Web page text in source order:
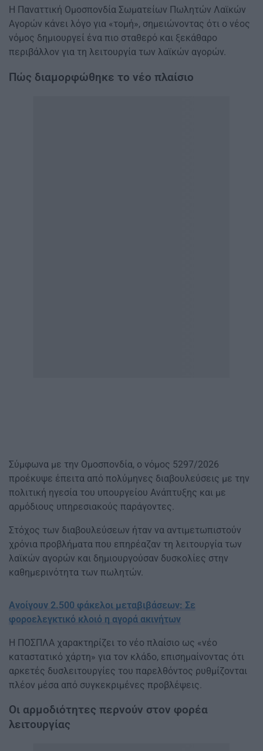
Η Παναττική Ομοσπονδία Σωματείων Πωλητών Λαϊκών
Αγορών κάνει λόγο για «τομή», σημειώνοντας ότι ο νέος
νόμος δημιουργεί ένα πιο σταθερό και ξεκάθαρο
περιβάλλον για τη λειτουργία των λαϊκών αγορών.
Πώς διαμορφώθηκε το νέο πλαίσιο
Σύμφωνα με την Ομοσπονδία, ο νόμος 5297/2026
προέκυψε έπειτα από πολύμηνες διαβουλεύσεις με την
πολιτική ηγεσία του υπουργείου Ανάπτυξης και με
αρμόδιους υπηρεσιακούς παράγοντες.
Στόχος των διαβουλεύσεων ήταν να αντιμετωπιστούν
χρόνια προβλήματα που επηρέαζαν τη λειτουργία των
λαϊκών αγορών και δημιουργούσαν δυσκολίες στην
καθημερινότητα των πωλητών.
Ανοίγουν 2.500 φάκελοι μεταβιβάσεων: Σε
φοροελεγκτικό κλοιό η αγορά ακινήτων
Η ΠΟΣΠΛΑ χαρακτηρίζει το νέο πλαίσιο ως «νέο
καταστατικό χάρτη» για τον κλάδο, επισημαίνοντας ότι
αρκετές δυσλειτουργίες του παρελθόντος ρυθμίζονται
πλέον μέσα από συγκεκριμένες προβλέψεις.
Οι αρμοδιότητες περνούν στον φορέα
λειτουργίας